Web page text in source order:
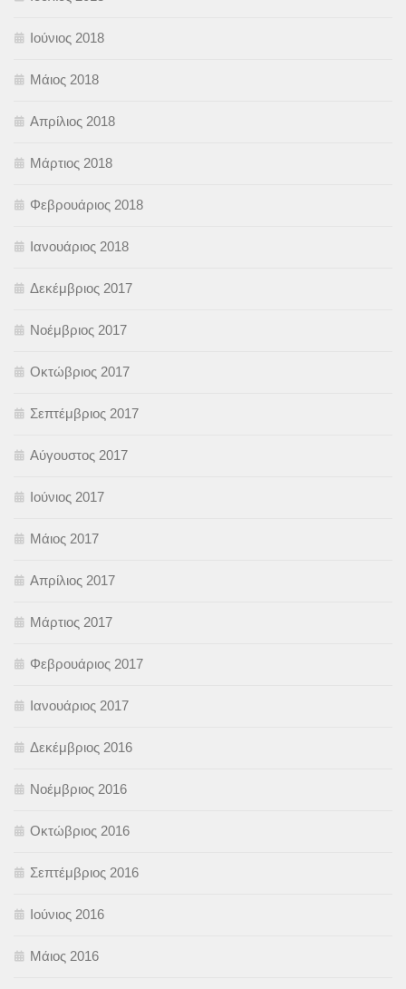
Ιούνιος 2018
Μάιος 2018
Απρίλιος 2018
Μάρτιος 2018
Φεβρουάριος 2018
Ιανουάριος 2018
Δεκέμβριος 2017
Νοέμβριος 2017
Οκτώβριος 2017
Σεπτέμβριος 2017
Αύγουστος 2017
Ιούνιος 2017
Μάιος 2017
Απρίλιος 2017
Μάρτιος 2017
Φεβρουάριος 2017
Ιανουάριος 2017
Δεκέμβριος 2016
Νοέμβριος 2016
Οκτώβριος 2016
Σεπτέμβριος 2016
Ιούνιος 2016
Μάιος 2016